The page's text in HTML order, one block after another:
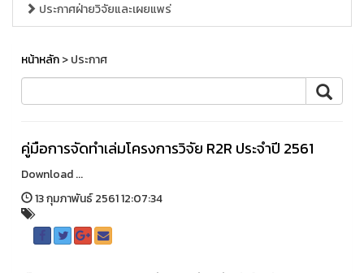
ประกาศฝ่ายวิจัยและเผยแพร่
หน้าหลัก> ประกาศ
คู่มือการจัดทำเล่มโครงการวิจัย R2R ประจำปี 2561
Download ...
13 กุมภาพันธ์ 2561 12:07:34